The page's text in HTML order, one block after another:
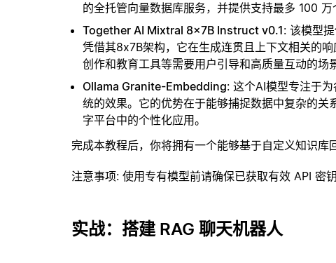
的全托管向量数据库服务，并提供支持最多 100
Together AI Mixtral 8x7B Instruct v0.1: 该模型
凭借其8x7B架构，它在生成连贯且上下文相关的
创作和教育工具等需要用户引导和高质量互动的场景
Ollama Granite-Embedding: 这个AI模型专注于
统的效果。它的优势在于能够捕捉数据中复杂的
字平台中的个性化应用。
完成本教程后，你将拥有一个能够基于自定义知识库
注意事项: 使用专有模型前请确保已获取有效 API 密钥
实战：搭建 RAG 聊天机器人